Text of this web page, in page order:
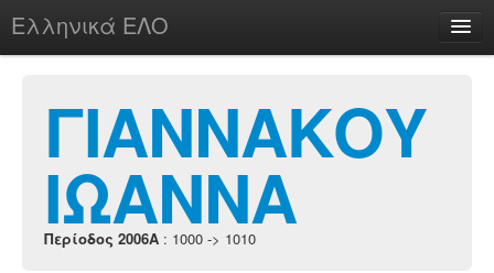
Ελληνικά ΕΛΟ
chesstu.be @ discord
Login
ΓΙΑΝΝΑΚΟΥ
ΙΩΑΝΝΑ
Περίοδος 2006A : 1000 -> 1010